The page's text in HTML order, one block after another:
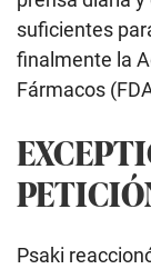
suficientes
finalmente la
Fármacos
Psaki